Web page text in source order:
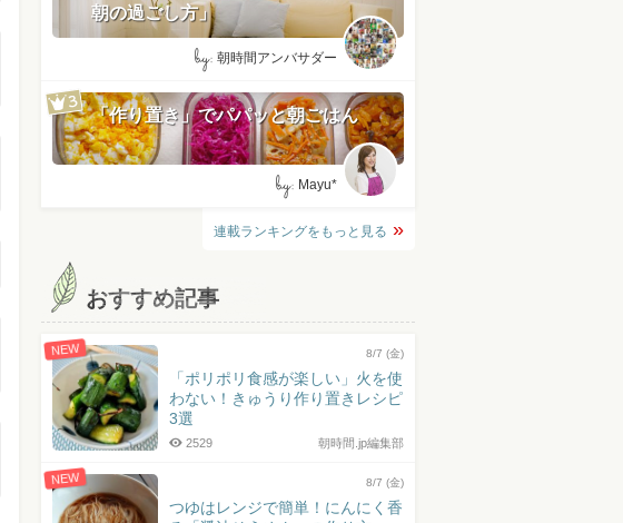
朝の過ごし方」
by: 朝時間アンバサダー
「作り置き」でパパッと朝ごはん
by: Mayu*
連載ランキングをもっと見る
おすすめ記事
NEW 8/7 (金)
「ポリポリ食感が楽しい」火を使
わない！きゅうり作り置きレシピ
3選
朝時間.jp編集部
2529
NEW 8/7 (金)
つゆはレンジで簡単！にんにく香